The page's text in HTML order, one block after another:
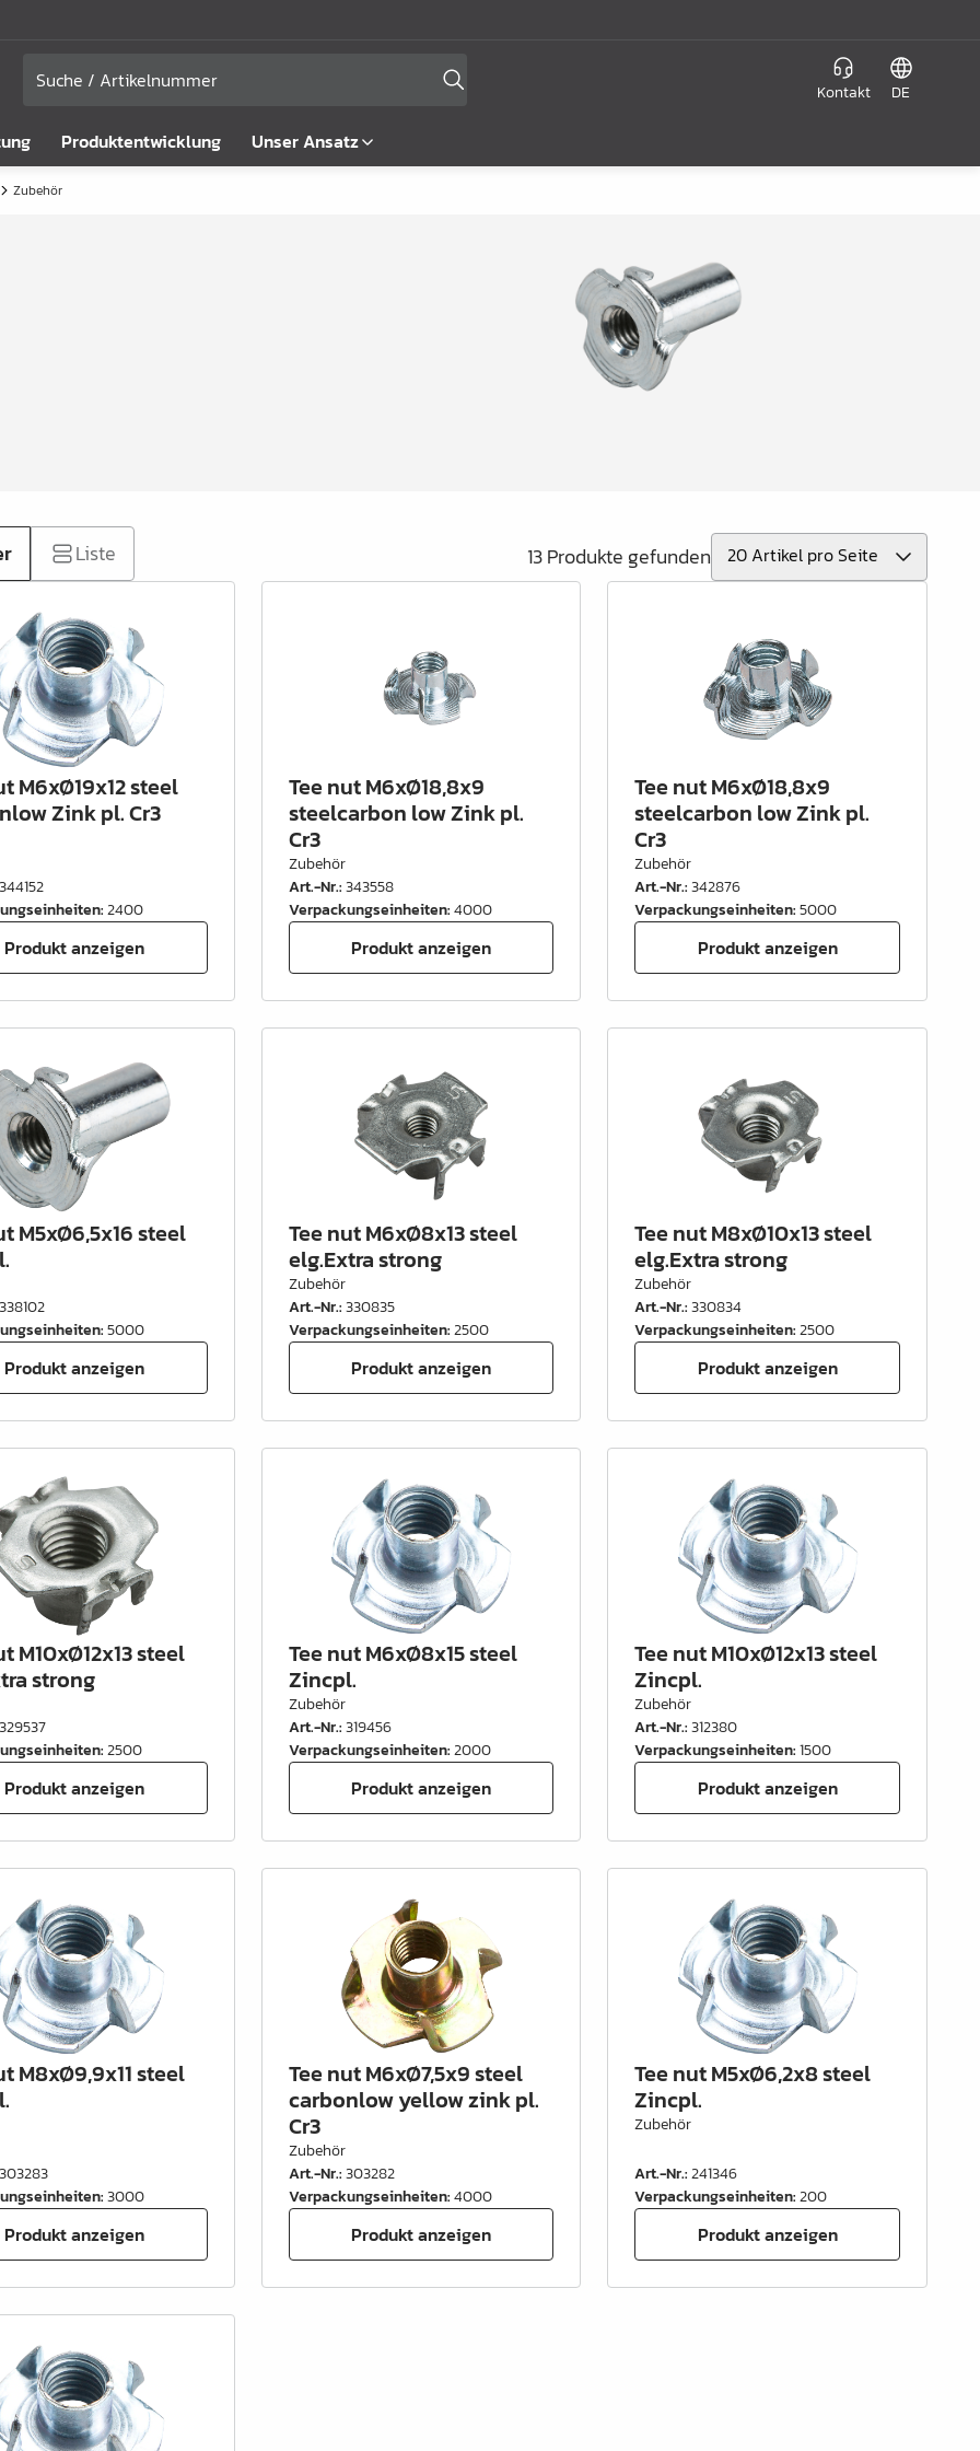
Kontakt DE
Produktentwicklung Unser Ansatz
Zubehör
Liste 13 Produkte gefunden
M6xØ19x12 steel
Zink pl. Cr3
344152
:2400
Produkt anzeigen
Tee nut M6xØ18,8x9
steelcarbon low Zink pl.
Cr3
Zubehör
Art.-Nr.:343558
Verpackungseinheiten:4000
Produkt anzeigen
Tee nut M6xØ18,8x9
steelcarbon low Zink pl.
Cr3
Zubehör
Art.-Nr.:342876
Verpackungseinheiten:5000
Produkt anzeigen
M5xØ6,5x16 steel
338102
:5000
Produkt anzeigen
Tee nut M6xØ8x13 steel
elg.Extra strong
Zubehör
Art.-Nr.:330835
Verpackungseinheiten:2500
Produkt anzeigen
Tee nut M8xØ10x13 steel
elg.Extra strong
Zubehör
Art.-Nr.:330834
Verpackungseinheiten:2500
Produkt anzeigen
M10xØ12x13 steel
strong
329537
:2500
Produkt anzeigen
Tee nut M6xØ8x15 steel
Zincpl.
Zubehör
Art.-Nr.:319456
Verpackungseinheiten:2000
Produkt anzeigen
Tee nut M10xØ12x13 steel
Zincpl.
Zubehör
Art.-Nr.:312380
Verpackungseinheiten:1500
Produkt anzeigen
M8xØ9,9x11 steel
303283
:3000
Produkt anzeigen
Tee nut M6xØ7,5x9 steel
carbonlow yellow zink pl.
Cr3
Zubehör
Art.-Nr.:303282
Verpackungseinheiten:4000
Produkt anzeigen
Tee nut M5xØ6,2x8 steel
Zincpl.
Zubehör
Art.-Nr.:241346
Verpackungseinheiten:200
Produkt anzeigen